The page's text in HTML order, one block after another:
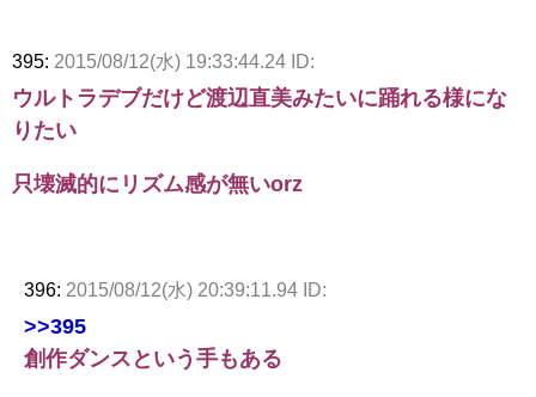
395: 2015/08/12(水) 19:33:44.24 ID:
ウルトラデブだけど渡辺直美みたいに踊れる様にな
りたい
只壊滅的にリズム感が無いorz
396: 2015/08/12(水) 20:39:11.94 ID:
>>395
創作ダンスという手もある